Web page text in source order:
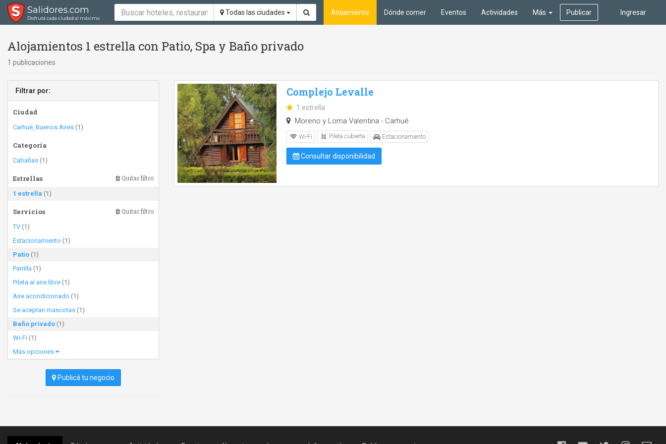
Salidores.com
Disfrutá cada ciudad al máximo
Todas las ciudades Ingresar
Alojamiento Dónde comer Eventos Actividades Más Publicar
Alojamientos 1 estrella con Patio, Spa y Baño privado
1 publicaciones
Filtrar por:
Ciudad
Carhué, Buenos Aires (1)
Categoría
Cabañas (1)
Estrellas Quitar filtro
1 estrella (1)
Servicios Quitar filtro
TV (1)
Estacionamiento (1)
Patio (1)
Parrilla (1)
Pileta al aire libre (1)
Aire acondicionado (1)
Se aceptan mascotas (1)
Baño privado (1)
Wi-Fi (1)
Más opciones
Publicá tu negocio
Complejo Levalle
1 estrella
Moreno y Loma Valentina - Carhué
Wi-Fi Pileta cubierta Estacionamiento
Consultar disponibilidad